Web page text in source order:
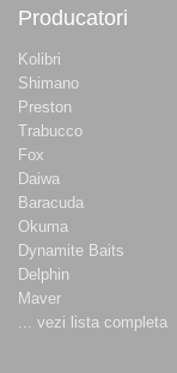
Producatori
Kolibri
Shimano
Preston
Trabucco
Fox
Daiwa
Baracuda
Okuma
Dynamite Baits
Delphin
Maver
... vezi lista completa